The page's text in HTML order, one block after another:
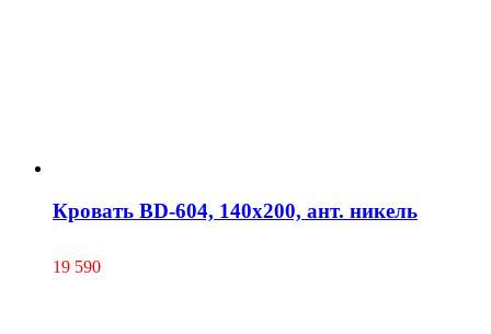
Кровать BD-604, 140х200, ант. никель
19 590